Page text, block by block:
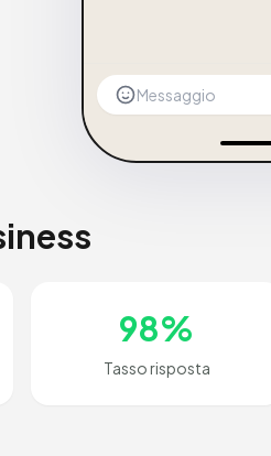
Messaggio
98%
Tasso risposta